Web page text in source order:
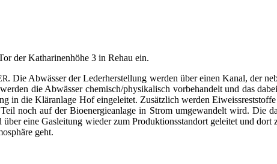
der Katha­ri­nen­hö­he 3 in Rehau ein.
. Die Abwäs­ser der Leder­her­stel­lung wer­den über einen Kanal, der
die Abwäs­ser chemisch/physikalisch vor­be­han­delt und das
in die Klär­an­la­ge Hof ein­ge­lei­tet. Zusätz­lich wer­den
noch auf der Bio­en­er­gie­an­la­ge in Strom umge­wan­delt wird.
eine Gas­lei­tung wie­der zum Pro­duk­ti­ons­stand­ort gelei­tet und
geht.